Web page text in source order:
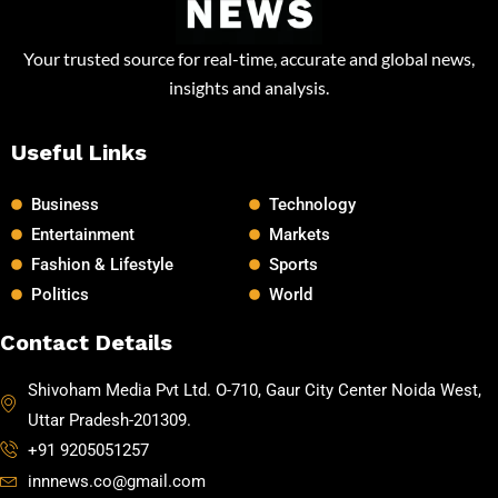
Your trusted source for real-time, accurate and global news,
insights and analysis.
Useful Links
Business
Entertainment
Fashion & Lifestyle
Politics
Technology
Markets
Sports
World
Contact Details
Shivoham Media Pvt Ltd. O-710, Gaur City Center Noida West,
Uttar Pradesh-201309.
+91 9205051257
innnews.co@gmail.com